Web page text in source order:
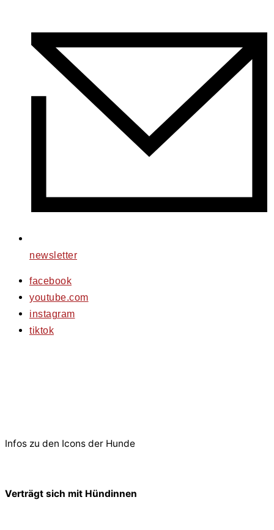
newsletter
facebook
youtube.com
instagram
tiktok
Infos zu den Icons der Hunde
Verträgt sich mit Hündinnen